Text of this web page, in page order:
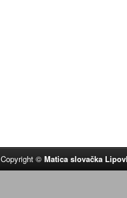
Copyright ©Matica slovačka